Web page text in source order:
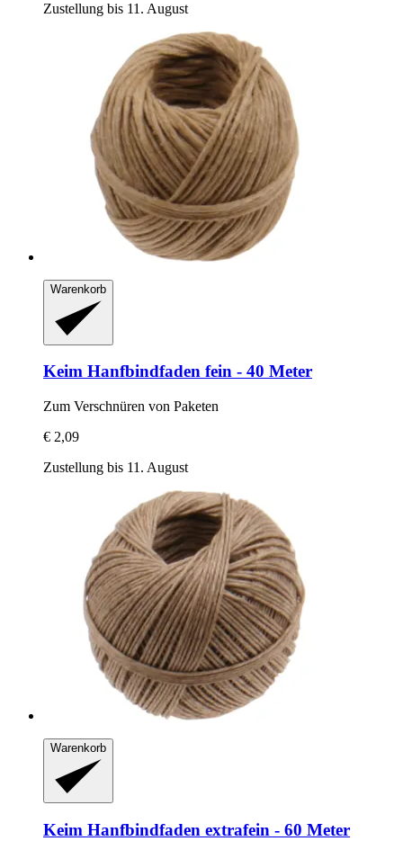
Zustellung bis 11. August
Warenkorb
Keim Hanfbindfaden fein -​ 40 Meter
Zum Verschnüren von Paketen
€ 2,09
Zustellung bis 11. August
Warenkorb
Keim Hanfbindfaden extrafein -​ 60 Meter